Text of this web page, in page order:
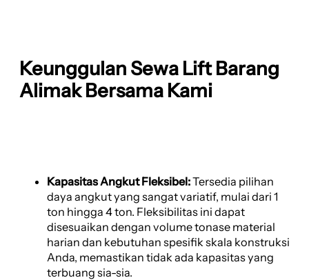
Keunggulan Sewa Lift Barang
Alimak Bersama Kami
Kapasitas Angkut Fleksibel:Tersedia pilihan
daya angkut yang sangat variatif, mulai dari 1
ton hingga 4 ton. Fleksibilitas ini dapat
disesuaikan dengan volume tonase material
harian dan kebutuhan spesifik skala konstruksi
Anda, memastikan tidak ada kapasitas yang
terbuang sia-sia.